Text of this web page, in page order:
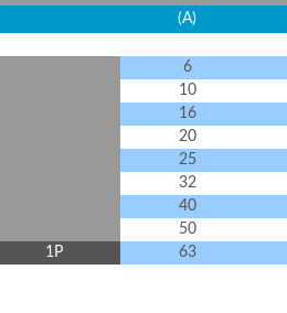
(A)
6
10
16
20
25
32
40
50
1P
63